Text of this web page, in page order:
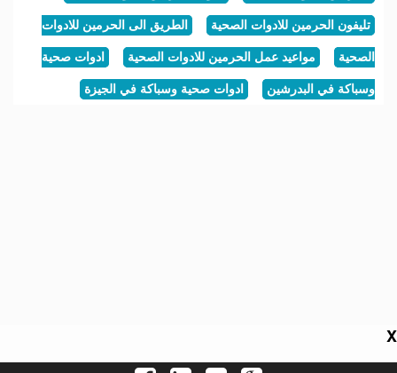
تليفون الحرمين للادوات الصحية الطريق الى الحرمين للادوات
الصحية مواعيد عمل الحرمين للادوات الصحية ادوات صحية
وسباكة في البدرشين ادوات صحية وسباكة في الجيزة
X